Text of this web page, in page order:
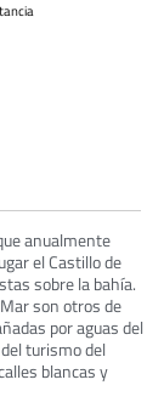
anualmente
el Castillo de
sobre la bahía.
son otros de
por aguas del
turismo del
blancas y